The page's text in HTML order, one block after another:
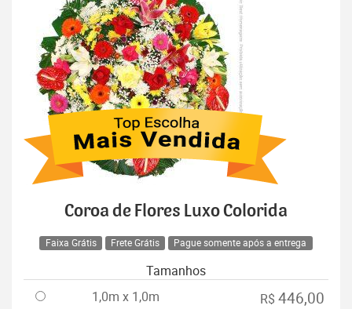
Coroa de Flores Luxo Colorida
Faixa Grátis Frete Grátis Pague somente após a entrega
Tamanhos
1,0m x 1,0m
R$ 446,00